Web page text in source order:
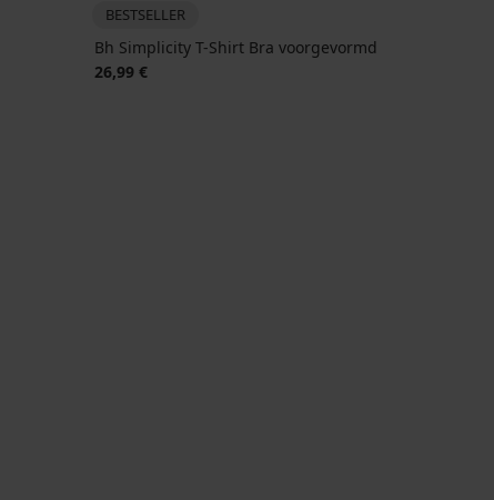
BESTSELLER
Bh Simplicity T-Shirt Bra voorgevormd
26,99 €